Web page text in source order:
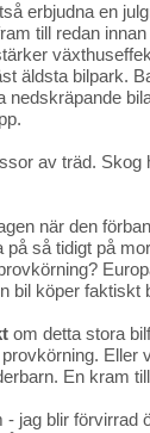
erbjudna en
till redan
äldsta bilpark.
nedskräpande
av träd. Skog
när den
på så tidigt på
bil köper faktiskt
om detta stora
Eller
En kram
jag blir förvirrad